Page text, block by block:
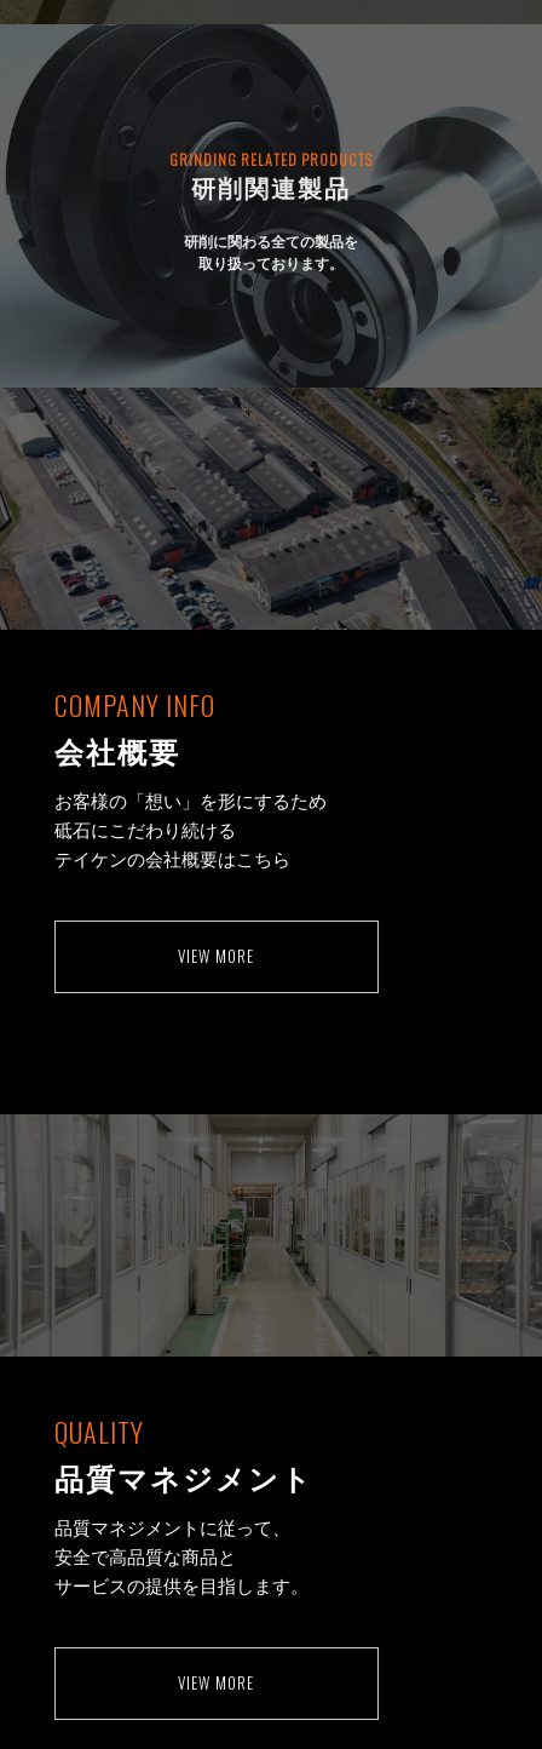
GRINDING RELATED PRODUCTS
研削関連製品
研削に関わる全ての製品を
取り扱っております。
COMPANY INFO
会社概要
お客様の「想い」を形にするため
砥石にこだわり続ける
テイケンの会社概要はこちら
VIEW MORE
QUALITY
品質マネジメント
品質マネジメントに従って、
安全で高品質な商品と
サービスの提供を目指します。
VIEW MORE